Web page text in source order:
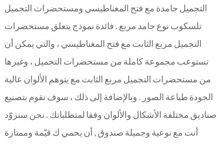
글로벌
日本語
中文
التجميل جامدة مع فتح المغناطيسي ومستحضرات التجميل
تلسكوب نوع جامد مربع . فائدة نموذج يتعلق مستحضرات
التجميل مربع الثابت مع فتح المغناطيسي ، والتي يمكن أن
تستوعب مجموعة كاملة من مستحضرات التجميل ، وغيرها
من مستحضرات التجميل مربع الثابت مع يتوهم الألوان عالية
الجودة طباعة الصور . وبالإضافة إلى ذلك ، سوف نقوم بتصنيع
صناديق مختلفة الأشكال والألوان وفقا لمتطلباتك . نحن سنزوّد
أنت مع نوعية وجميلة صندوق , أن يحمي ك قيّمة وممتازة